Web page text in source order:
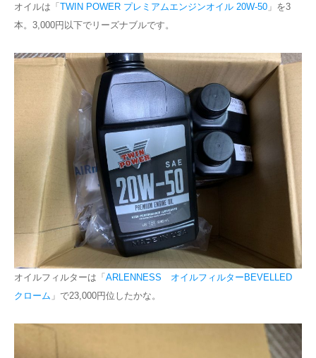
オイルは「 TWIN POWER プレミアムエンジンオイル 20W-50 」を3
本。3,000円以下でリーズナブルです。
オイルフィルターは「 ARLENNESS オイルフィルターBEVELLED
クローム 」で23,000円位したかな。